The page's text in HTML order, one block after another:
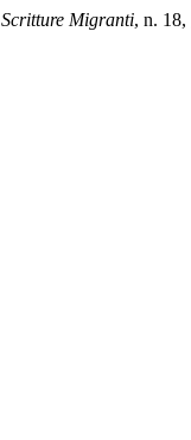
Scritture Migranti, n. 18,